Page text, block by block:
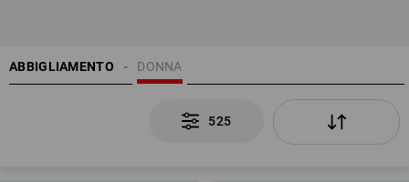
ABBIGLIAMENTO DONNA
525